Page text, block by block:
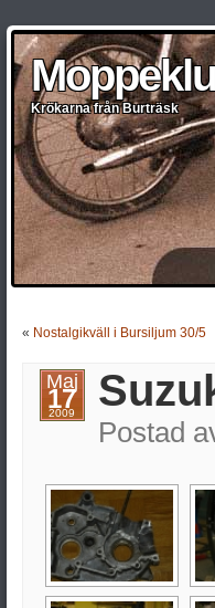
Krökarna från Burträsk
Krökarna från Burträsk
Krökarna från Burträsk
Krökarna från Burträsk
Krökarna från Burträsk
« Nostalgikväll i Bursiljum 30/5
Maj
17
2009
Postad